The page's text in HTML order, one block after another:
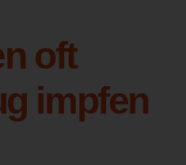
oft
impfen